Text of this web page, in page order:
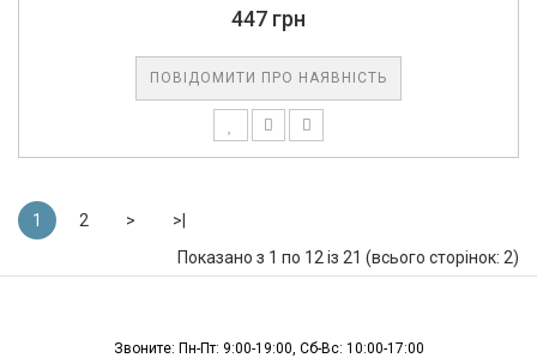
447 грн
ПОВІДОМИТИ ПРО НАЯВНІСТЬ
1 2 >
>|
Показано з 1 по 12 із 21 (всього сторінок: 2)
Звоните: Пн-Пт: 9:00-19:00, Сб-Вс: 10:00-17:00